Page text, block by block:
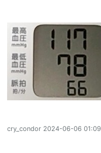
cry_condor 2024-06-06 01:09